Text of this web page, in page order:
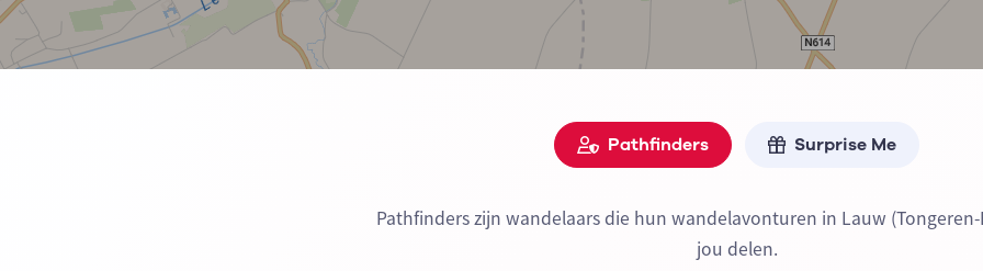
Pathfinders Surprise Me
Pathfinders zijn wandelaars die hun wandelavonturen in Lauw
jou delen.